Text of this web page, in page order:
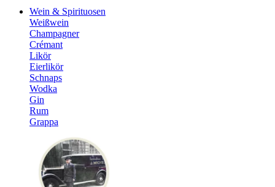
Wein & Spirituosen
Weißwein
Champagner
Crémant
Likör
Eierlikör
Schnaps
Wodka
Gin
Rum
Grappa